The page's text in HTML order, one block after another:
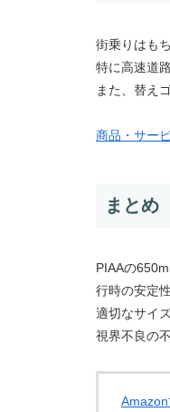
街乗りはも
特に高速道
また、替え
商品・サー
まとめ
PIAAの
行時の安定
適切なサイ
視界不良の